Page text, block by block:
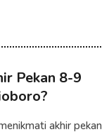
Pekan 8-9
akhir pekan